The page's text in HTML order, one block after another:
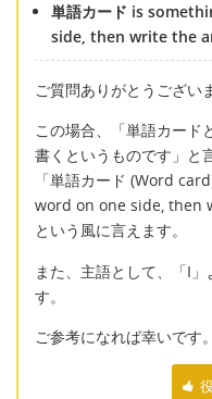
単語カード is
side, then write the
ご質問ありがとうござい
この場合、「単語カード
書くというものです」と
「単語カード (Word
word on one side, then
という風に言えます。
また、主語として、「I
す。
ご参考になれば幸いです。